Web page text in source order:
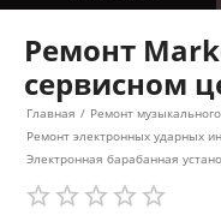
Ремонт
сервисном
Главная / Ремонт
Ремонт электронных ударных
Электронная барабанная